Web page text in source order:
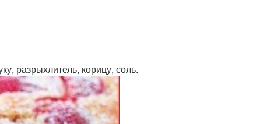
разрыхлитель, корицу, соль.